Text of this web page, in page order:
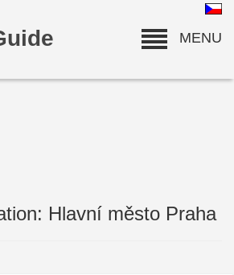
MENU
deneme bonusu
Hlavní město Praha